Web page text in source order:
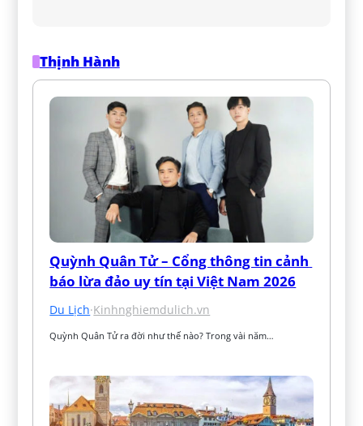
Thịnh Hành
Quỳnh Quân Tử – Cổng thông tin cảnh
báo lừa đảo uy tín tại Việt Nam 2026
Du Lịch·Kinhnghiemdulich.vn
Quỳnh Quân Tử ra đời như thế nào? Trong vài năm…